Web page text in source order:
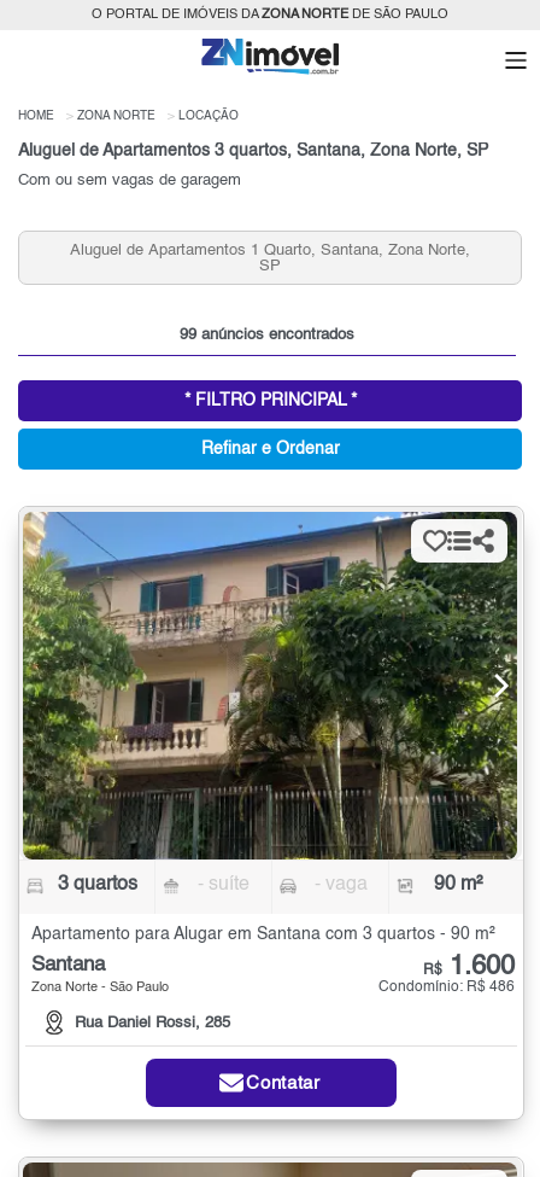
O PORTAL DE IMÓVEIS DAZONA NORTEDE SÃO PAULO
HOME ZONA NORTE LOCAÇÃO
Aluguel de Apartamentos 3 quartos, Santana, Zona Norte, SP
Com ou sem vagas de garagem
Aluguel de Apartamentos 1 Quarto, Santana, Zona Norte,
SP
99 anúncios encontrados
* FILTRO PRINCIPAL *
Refinar e Ordenar
3 quartos - suíte - vaga 90 m²
Apartamento para Alugar em Santana com 3 quartos - 90 m²
Santana
Zona Norte - São Paulo
Rua Daniel Rossi, 285
R$ 1.600
Condomínio: R$ 486
Contatar